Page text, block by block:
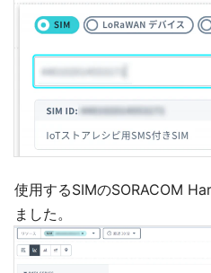
使用するSIMのSORACOM
ました。